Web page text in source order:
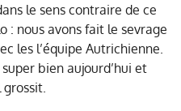
le sens contraire de ce
: nous avons fait le sevrage
les l’équipe Autrichienne.
bien aujourd’hui et
grossit.